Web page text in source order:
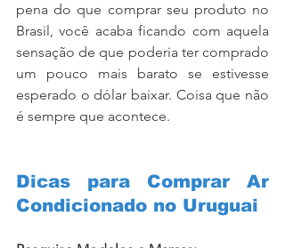
pena do que comprar seu produto no
Brasil, você acaba ficando com aquela
sensação de que poderia ter comprado
um pouco mais barato se estivesse
esperado o dólar baixar. Coisa que não
é sempre que acontece.
Dicas para Comprar Ar
Condicionado no Uruguai